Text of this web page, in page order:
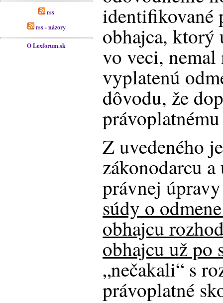
rss
rss - názory
O Lexforum.sk
identifikované
obhajca, ktorý
vo veci,
vyplatenú
dôvodu, že
Z uvedeného
zákonodarcu
právnej
súdy o
obhajcu
obhajcu už po
„nečakali“ s
právoplatné